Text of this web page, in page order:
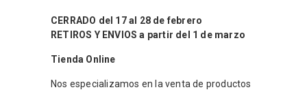
CERRADO del 17 al 28 de febrero
RETIROS Y ENVIOS a partir del 1 de marzo
Tienda Online
Nos especializamos en la venta de productos